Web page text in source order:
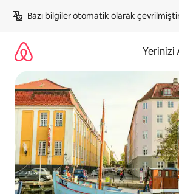
atla
Bazı bilgiler otomatik olarak
Yerinizi